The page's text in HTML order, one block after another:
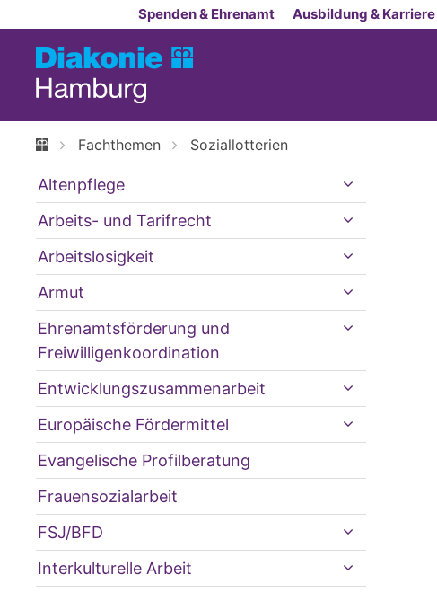
Zum Inhalt springenSpenden & Ehrenamt Ausbildung & Karriere
Fachthemen Soziallotterien
Altenpflege
Arbeits- und Tarifrecht
Arbeitslosigkeit
Armut
Ehrenamtsförderung und
Freiwilligenkoordination
Entwicklungszusammenarbeit
Europäische Fördermittel
Evangelische Profilberatung
Frauensozialarbeit
FSJ/BFD
Interkulturelle Arbeit